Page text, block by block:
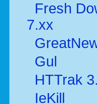
Fresh
7.xx
Gul
HTTrak
IeKill